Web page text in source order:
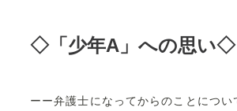
◇「少年A」への思い◇
ーー弁護士になってからのことについ